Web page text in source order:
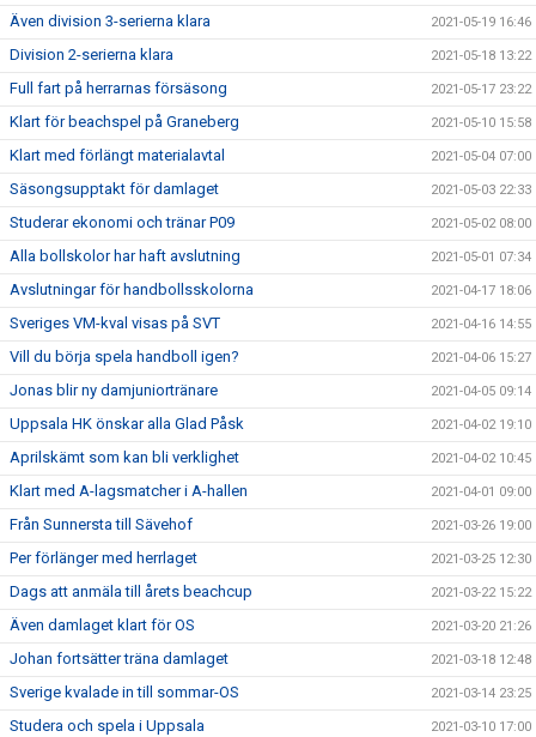
Även division 3-serierna klara 2021-05-19 16:46
Division 2-serierna klara 2021-05-18 13:22
Full fart på herrarnas försäsong 2021-05-17 23:22
Klart för beachspel på Graneberg 2021-05-10 15:58
Klart med förlängt materialavtal 2021-05-04 07:00
Säsongsupptakt för damlaget 2021-05-03 22:33
Studerar ekonomi och tränar P09 2021-05-02 08:00
Alla bollskolor har haft avslutning 2021-05-01 07:34
Avslutningar för handbollsskolorna 2021-04-17 18:06
Sveriges VM-kval visas på SVT 2021-04-16 14:55
Vill du börja spela handboll igen? 2021-04-06 15:27
Jonas blir ny damjuniortränare 2021-04-05 09:14
Uppsala HK önskar alla Glad Påsk 2021-04-02 19:10
Aprilskämt som kan bli verklighet 2021-04-02 10:45
Klart med A-lagsmatcher i A-hallen 2021-04-01 09:00
Från Sunnersta till Sävehof 2021-03-26 19:00
Per förlänger med herrlaget 2021-03-25 12:30
Dags att anmäla till årets beachcup 2021-03-22 15:22
Även damlaget klart för OS 2021-03-20 21:26
Johan fortsätter träna damlaget 2021-03-18 12:48
Sverige kvalade in till sommar-OS 2021-03-14 23:25
Studera och spela i Uppsala 2021-03-10 17:00